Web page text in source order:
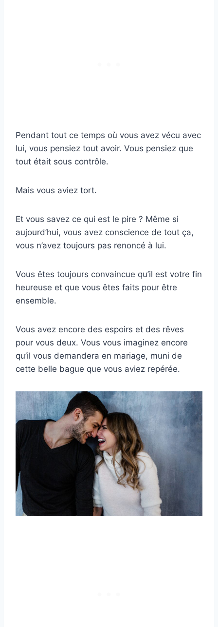
Pendant tout ce temps où vous avez vécu avec
lui, vous pensiez tout avoir. Vous pensiez que
tout était sous contrôle.
Mais vous aviez tort.
Et vous savez ce qui est le pire ? Même si
aujourd’hui, vous avez conscience de tout ça,
vous n’avez toujours pas renoncé à lui.
Vous êtes toujours convaincue qu’il est votre fin
heureuse et que vous êtes faits pour être
ensemble.
Vous avez encore des espoirs et des rêves
pour vous deux. Vous vous imaginez encore
qu’il vous demandera en mariage, muni de
cette belle bague que vous aviez repérée.